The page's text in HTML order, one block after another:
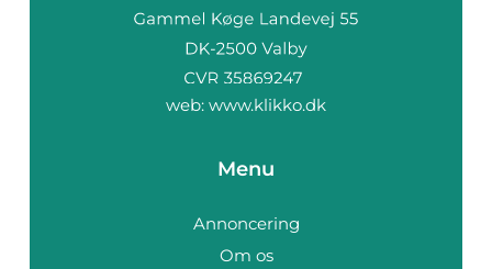
web: www.klikko.dk
Menu
Annoncering
Om os